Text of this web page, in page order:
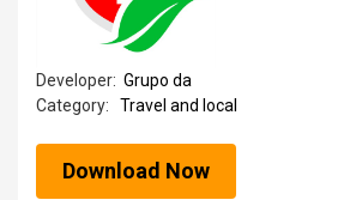
Developer: Grupo da
Category:
Travel and local
Download Now